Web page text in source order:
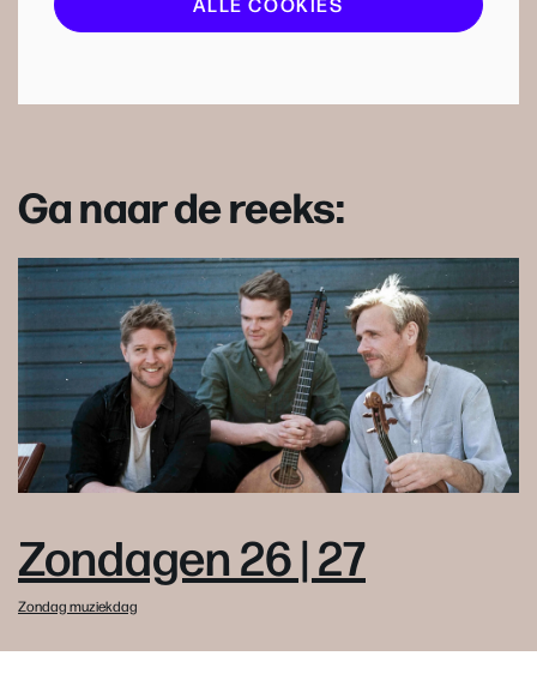
Ga naar de reeks:
Zondagen 26 | 27
Zondag muziekdag